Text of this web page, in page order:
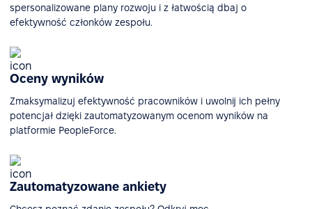
spersonalizowane plany rozwoju i z łatwością dbaj o
efektywność członków zespołu.
Oceny wyników
Zmaksymalizuj efektywność pracowników i uwolnij ich pełny
potencjał dzięki zautomatyzowanym ocenom wyników na
platformie PeopleForce.
Zautomatyzowane ankiety